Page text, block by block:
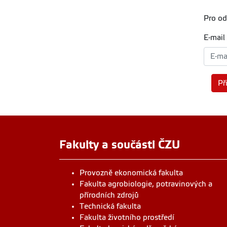
Pro
E-mail
Fakulty a součásti ČZU
Provozně ekonomická fakulta
Fakulta agrobiologie, potravinových a
přírodních zdrojů
Technická fakulta
Fakulta životního prostředí